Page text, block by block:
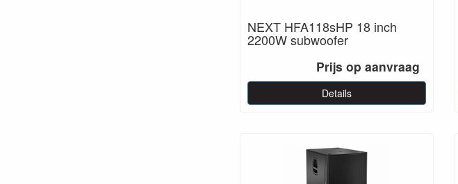
NEXT HFA118sHP 18 inch
2200W subwoofer
Prijs op aanvraag
Details